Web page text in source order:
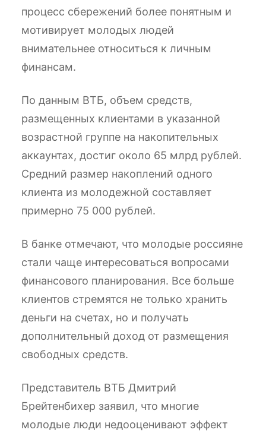
процесс сбережений более понятным и
мотивирует молодых людей
внимательнее относиться к личным
финансам.
По данным ВТБ, объем средств,
размещенных клиентами в указанной
возрастной группе на накопительных
аккаунтах, достиг около 65 млрд рублей.
Средний размер накоплений одного
клиента из молодежной составляет
примерно 75 000 рублей.
В банке отмечают, что молодые россияне
стали чаще интересоваться вопросами
финансового планирования. Все больше
клиентов стремятся не только хранить
деньги на счетах, но и получать
дополнительный доход от размещения
свободных средств.
Представитель ВТБ Дмитрий
Брейтенбихер заявил, что многие
молодые люди недооценивают эффект